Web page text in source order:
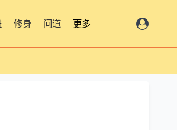
修身 问道 更多